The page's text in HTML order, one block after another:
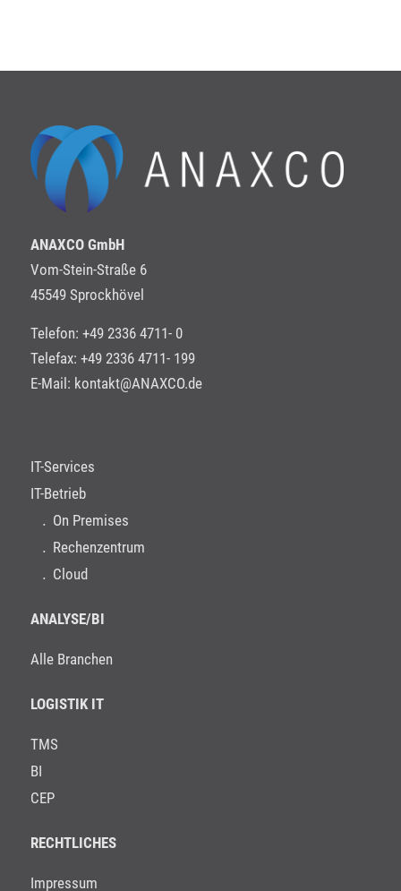
ANAXCO GmbH
Vom-Stein-Straße 6
45549 Sprockhövel
Telefon: +49 2336 4711- 0
Telefax: +49 2336 4711- 199
E-Mail: kontakt@ANAXCO.de
IT-Services
IT-Betrieb
On Premises
Rechenzentrum
Cloud
ANALYSE/BI
Alle Branchen
LOGISTIK IT
TMS
BI
CEP
RECHTLICHES
Impressum